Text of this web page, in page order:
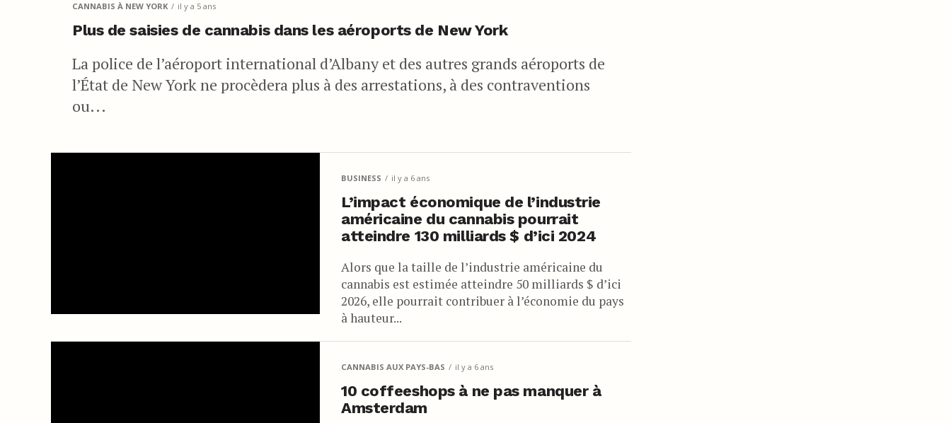
CANNABIS À NEW YORK il y a 5 ans
Plus de saisies de cannabis dans les aéroports de New York
La police de l’aéroport international d’Albany et des autres grands aéroports de
l’État de New York ne procèdera plus à des arrestations, à des contraventions
ou...
BUSINESS il y a 6 ans
L’impact économique de l’industrie
américaine du cannabis pourrait
atteindre 130 milliards $ d’ici 2024
Alors que la taille de l’industrie américaine du
cannabis est estimée atteindre 50 milliards $ d’ici
2026, elle pourrait contribuer à l’économie du pays
à hauteur...
CANNABIS AUX PAYS-BAS il y a 6 ans
10 coffeeshops à ne pas manquer à
Amsterdam